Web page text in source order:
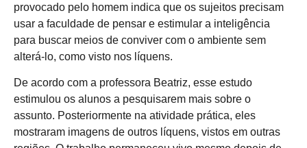
provocado pelo homem indica que os sujeitos precisam
usar a faculdade de pensar e estimular a inteligência
para buscar meios de conviver com o ambiente sem
alterá-lo, como visto nos líquens.
De acordo com a professora Beatriz, esse estudo
estimulou os alunos a pesquisarem mais sobre o
assunto. Posteriormente na atividade prática, eles
mostraram imagens de outros líquens, vistos em outras